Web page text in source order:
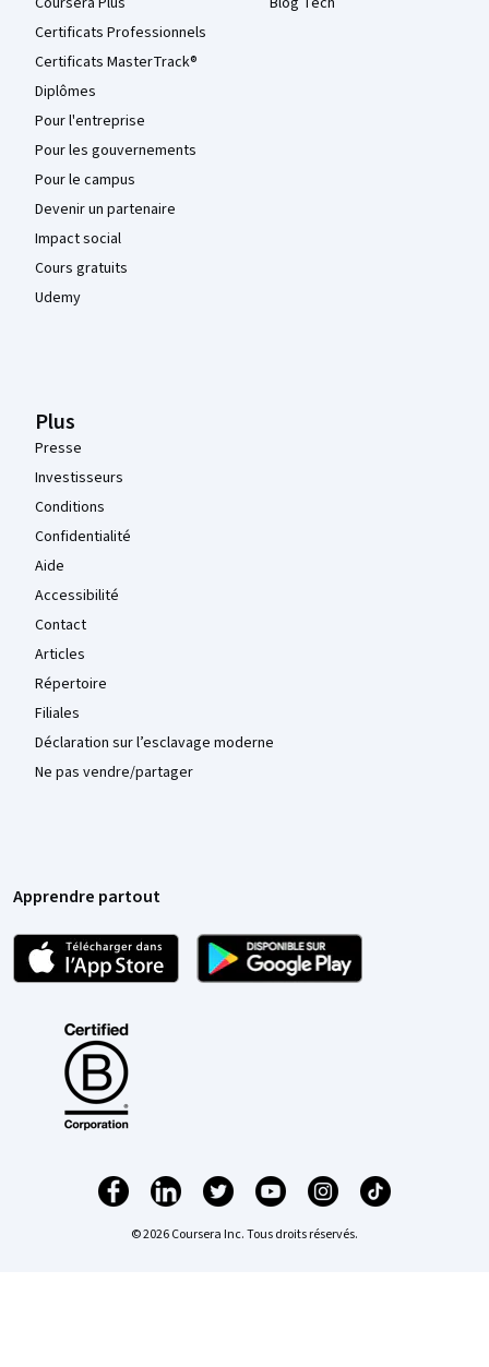
Certificats Professionnels
Certificats MasterTrack®
Diplômes
Pour l'entreprise
Pour les gouvernements
Pour le campus
Devenir un partenaire
Impact social
Cours gratuits
Udemy
Plus
Presse
Investisseurs
Conditions
Confidentialité
Aide
Accessibilité
Contact
Articles
Répertoire
Filiales
Déclaration sur l’esclavage moderne
Ne pas vendre/partager
Apprendre partout
© 2026 Coursera Inc. Tous droits réservés.